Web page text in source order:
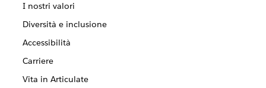
I nostri valori
Diversità e inclusione
Accessibilità
Carriere
Vita in Articulate